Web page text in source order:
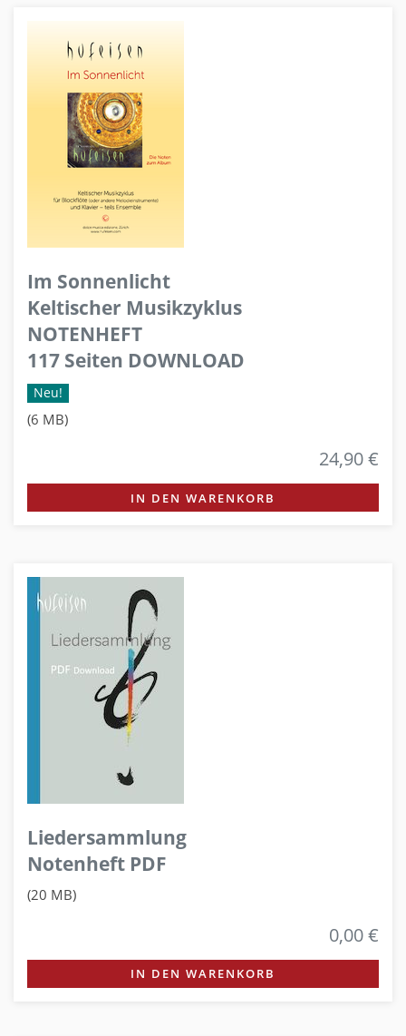
Im Sonnenlicht
Keltischer Musikzyklus
NOTENHEFT
117 Seiten DOWNLOAD
Neu!
(6 MB)
24,90 €
IN DEN WARENKORB
Liedersammlung
Notenheft PDF
(20 MB)
0,00 €
IN DEN WARENKORB